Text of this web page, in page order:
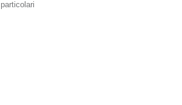
particolari